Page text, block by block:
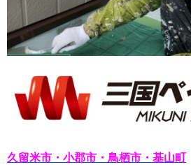
久留米市・小郡市・鳥栖市・基山町